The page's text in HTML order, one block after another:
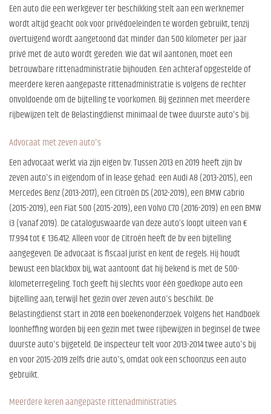
Een auto die een werkgever ter beschikking stelt aan een werknemer
wordt altijd geacht ook voor privédoeleinden te worden gebruikt, tenzij
overtuigend wordt aangetoond dat minder dan 500 kilometer per jaar
privé met de auto wordt gereden. Wie dat wil aantonen, moet een
betrouwbare rittenadministratie bijhouden. Een achteraf opgestelde of
meerdere keren aangepaste rittenadministratie is volgens de rechter
onvoldoende om de bijtelling te voorkomen. Bij gezinnen met meerdere
rijbewijzen telt de Belastingdienst minimaal de twee duurste auto's bij.
Advocaat met zeven auto's
Een advocaat werkt via zijn eigen bv. Tussen 2013 en 2019 heeft zijn bv
zeven auto's in eigendom of in lease gehad: een Audi A8 (2013-2015), een
Mercedes Benz (2013-2017), een Citroën DS (2012-2019), een BMW cabrio
(2015-2019), een Fiat 500 (2015-2019), een Volvo C70 (2016-2019) en een BMW
i3 (vanaf 2019). De cataloguswaarde van deze auto’s loopt uiteen van €
17.994 tot € 136.412. Alleen voor de Citroën heeft de bv een bijtelling
aangegeven. De advocaat is fiscaal jurist en kent de regels. Hij houdt
bewust een blackbox bij, wat aantoont dat hij bekend is met de 500-
kilometerregeling. Toch geeft hij slechts voor één goedkope auto een
bijtelling aan, terwijl het gezin over zeven auto's beschikt. De
Belastingdienst start in 2018 een boekenonderzoek. Volgens het Handboek
loonheffing worden bij een gezin met twee rijbewijzen in beginsel de twee
duurste auto's bijgeteld. De inspecteur telt voor 2013-2014 twee auto's bij
en voor 2015-2019 zelfs drie auto's, omdat ook een schoonzus een auto
gebruikt.
Meerdere keren aangepaste rittenadministraties